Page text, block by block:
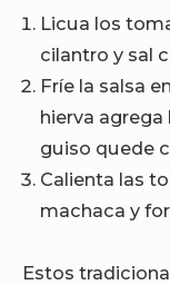
Licua los
cilantro y sal
Fríe la salsa
hierva agrega
guiso quede
Calienta las
machaca y
Estos